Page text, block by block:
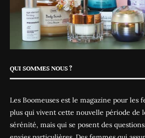
QUI SOMMES NOUS ?
Les Boomeuses est le magazine pour les
plus qui vivent cette nouvelle période de
sérénité, mais qui se posent des